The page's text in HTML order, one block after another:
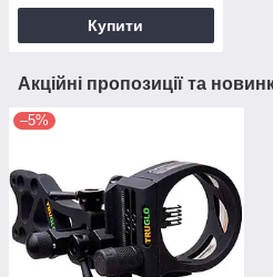
Купити
Акційні пропозиції та
–5%